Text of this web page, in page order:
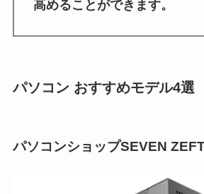
高めることができます。
パソコン おすすめモデル4選
パソコンショップSEVEN